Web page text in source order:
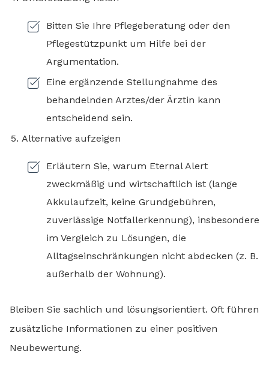
Bitten Sie Ihre Pflegeberatung oder den
Pflegestützpunkt um Hilfe bei der
Argumentation.
Eine ergänzende Stellungnahme des
behandelnden Arztes/der Ärztin kann
entscheidend sein.
Alternative aufzeigen
Erläutern Sie, warum Eternal Alert
zweckmäßig und wirtschaftlich ist (lange
Akkulaufzeit, keine Grundgebühren,
zuverlässige Notfallerkennung), insbesondere
im Vergleich zu Lösungen, die
Alltagseinschränkungen nicht abdecken (z. B.
außerhalb der Wohnung).
Bleiben Sie sachlich und lösungsorientiert. Oft führen
zusätzliche Informationen zu einer positiven
Neubewertung.